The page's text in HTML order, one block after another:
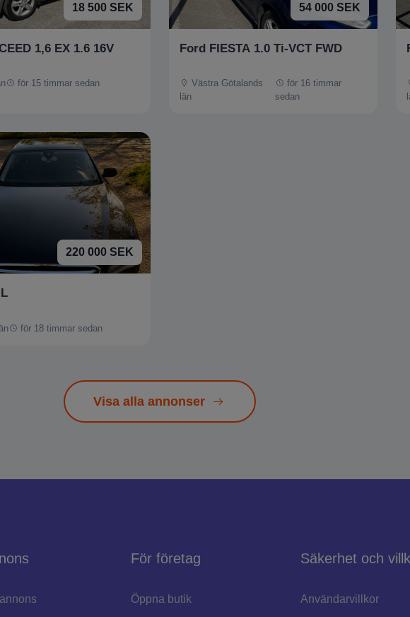
18 500 SEK
1,6 EX 1.6 16V
för 15 timmar sedan
54 000 SEK
Ford FIESTA 1.0 Ti-VCT FWD
Västra Götalands
län
för 16 timmar
sedan
220 000 SEK
för 18 timmar sedan
Visa alla annonser
För företag
Öppna butik
Säkerhet och
Användarvillkor